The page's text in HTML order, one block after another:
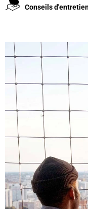
4,8
Sylvie
Service
Conseils